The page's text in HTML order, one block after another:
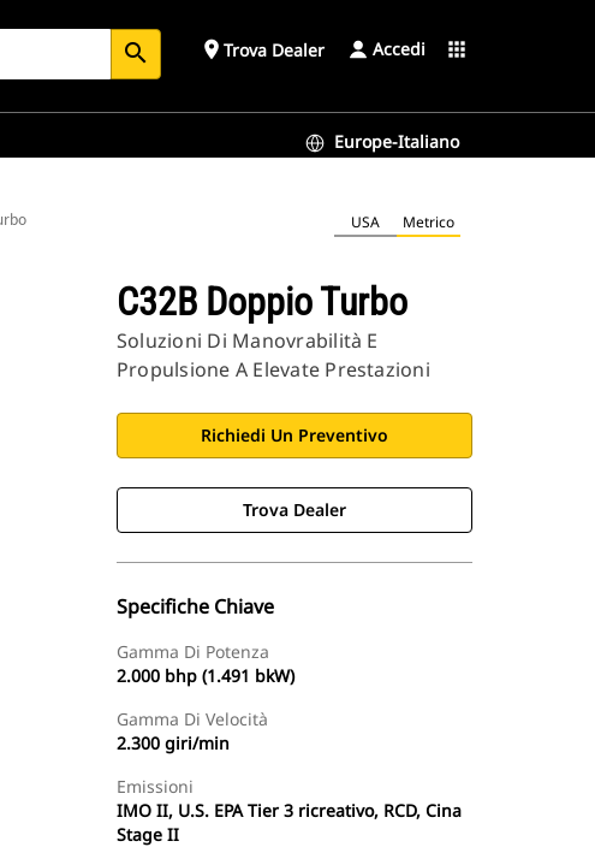
search place Trova Dealer Accedi apps
Europe-Italiano
USA Metrico
C32B Doppio Turbo
Soluzioni Di Manovrabilità E
Propulsione A Elevate Prestazioni
Richiedi Un Preventivo
Trova Dealer
Specifiche Chiave
Gamma Di Potenza
2.000 bhp (1.491 bkW)
Gamma Di Velocità
2.300 giri/min
Emissioni
IMO II, U.S. EPA Tier 3 ricreativo, RCD, Cina
Stage II